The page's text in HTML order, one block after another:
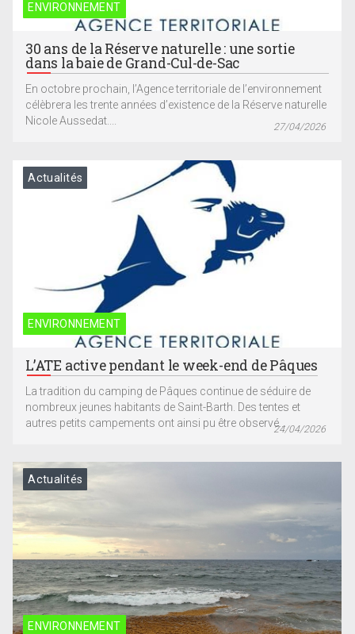
ENVIRONNEMENT
30 ans de la Réserve naturelle : une sortie
dans la baie de Grand-Cul-de-Sac
En octobre prochain, l’Agence territoriale de l’environnement
célèbrera les trente années d’existence de la Réserve naturelle
Nicole Aussedat....
27/04/2026
ENVIRONNEMENT
Actualités
L’ATE active pendant le week-end de Pâques
La tradition du camping de Pâques continue de séduire de
nombreux jeunes habitants de Saint-Barth. Des tentes et
autres petits campements ont ainsi pu être observé...24/04/2026
ENVIRONNEMENT
Actualités